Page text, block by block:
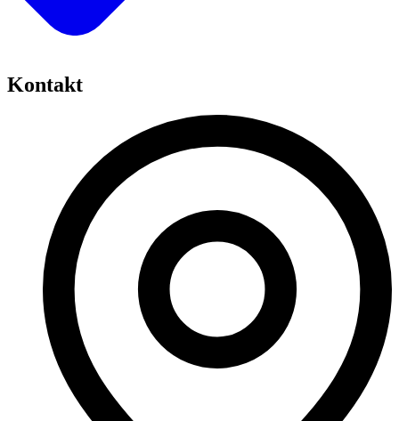
Kontakt